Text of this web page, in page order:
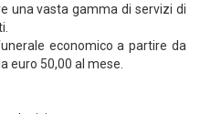
una vasta gamma di servizi di
economico a partire da
euro 50,00 al mese.